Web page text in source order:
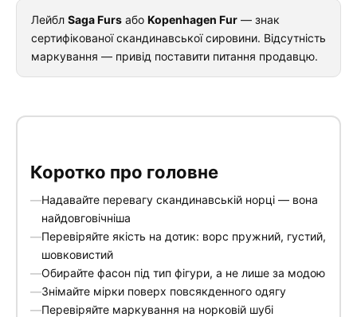
Лейбл Saga Furs або Kopenhagen Fur — знак
сертифікованої скандинавської сировини. Відсутність
маркування — привід поставити питання продавцю.
Коротко про головне
Надавайте перевагу скандинавській норці — вона
найдовговічніша
Перевіряйте якість на дотик: ворс пружний, густий,
шовковистий
Обирайте фасон під тип фігури, а не лише за модою
Знімайте мірки поверх повсякденного одягу
Перевіряйте маркування на норковій шубі